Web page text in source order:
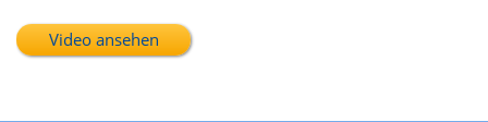
Video ansehen